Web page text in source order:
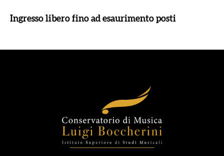
Ingresso libero fino ad esaurimento posti